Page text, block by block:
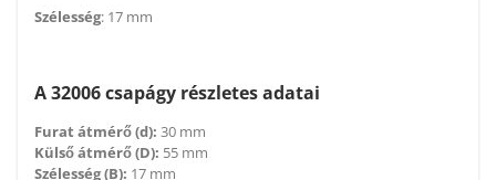
Szélesség: 17 mm
A 32006 csapágy részletes adatai
Furat átmérő (d): 30 mm
Külső átmérő (D): 55 mm
Szélesség (B): 17 mm